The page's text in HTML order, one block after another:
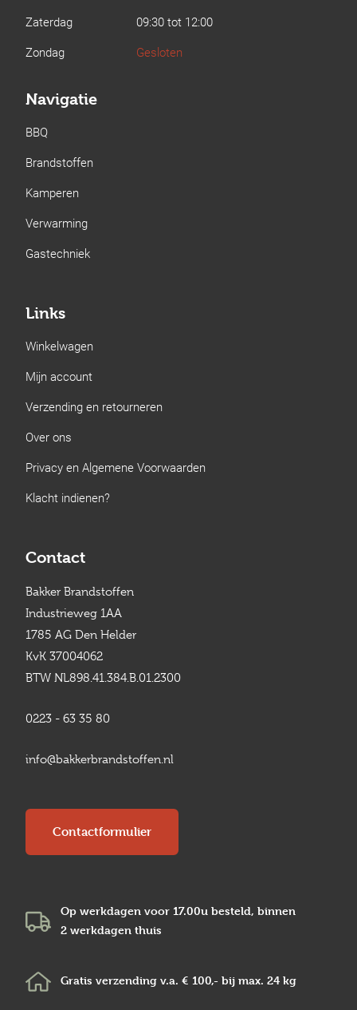
Zaterdag
09:30 tot 12:00
Zondag
Gesloten
Navigatie
BBQ
Brandstoffen
Kamperen
Verwarming
Gastechniek
Links
Winkelwagen
Mijn account
Verzending en retourneren
Over ons
Privacy en Algemene Voorwaarden
Klacht indienen?
Contact
Bakker Brandstoffen
Industrieweg 1AA
1785 AG Den Helder
KvK 37004062
BTW NL898.41.384.B.01.2300
0223 - 63 35 80
info@bakkerbrandstoffen.nl
Contactformulier
Op werkdagen voor 17.00u besteld, binnen
2 werkdagen thuis
Gratis verzending v.a. € 100,- bij max. 24 kg